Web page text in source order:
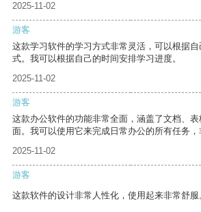
2025-11-02
游客
这款学习软件的学习方式非常灵活，可以根据
式。我可以根据自己的时间安排学习进度。
2025-11-02
游客
这款办公软件的功能非常全面，涵盖了文档、
面。我可以使用它来完成日常办公的所有任务，
2025-11-02
游客
这款软件的设计非常人性化，使用起来非常舒服